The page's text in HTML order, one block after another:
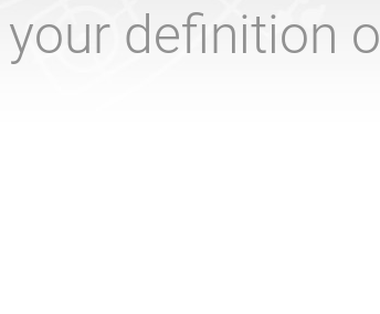
your definition